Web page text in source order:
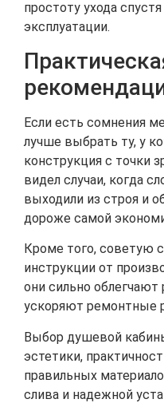
простоту ухода
эксплуатации.
Если есть сомнения
лучше выбрать ту, у
конструкция с точки
видел случаи, когда
выходили из строя и
дороже самой
Кроме того, советую
инструкции от
они сильно облегчают
ускоряют ремонтные
Выбор душевой
эстетики,
правильных
слива и надежной